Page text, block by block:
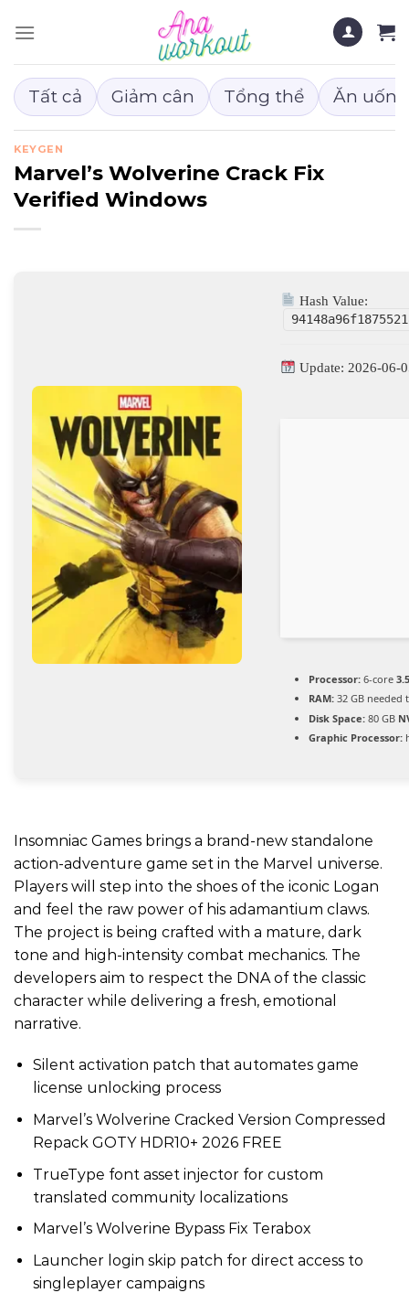
đến
dung
Tất cả Giảm cân Tổng thể Ăn
KEYGEN
Marvel’s Wolverine Crack Fix
Verified Windows
Hash Value:
Update: 2026-06-
Processor: 6-core
RAM: 32 GB needed
Disk Space: 80 GB
Graphic Processor:
Insomniac Games brings a brand-new standalone
action-adventure game set in the Marvel universe.
Players will step into the shoes of the iconic Logan
and feel the raw power of his adamantium claws.
The project is being crafted with a mature, dark
tone and high-intensity combat mechanics. The
developers aim to respect the DNA of the classic
character while delivering a fresh, emotional
narrative.
Silent activation patch that automates game
license unlocking process
Marvel’s Wolverine Cracked Version Compressed
Repack GOTY HDR10+ 2026 FREE
TrueType font asset injector for custom
translated community localizations
Marvel’s Wolverine Bypass Fix Terabox
Launcher login skip patch for direct access to
singleplayer campaigns